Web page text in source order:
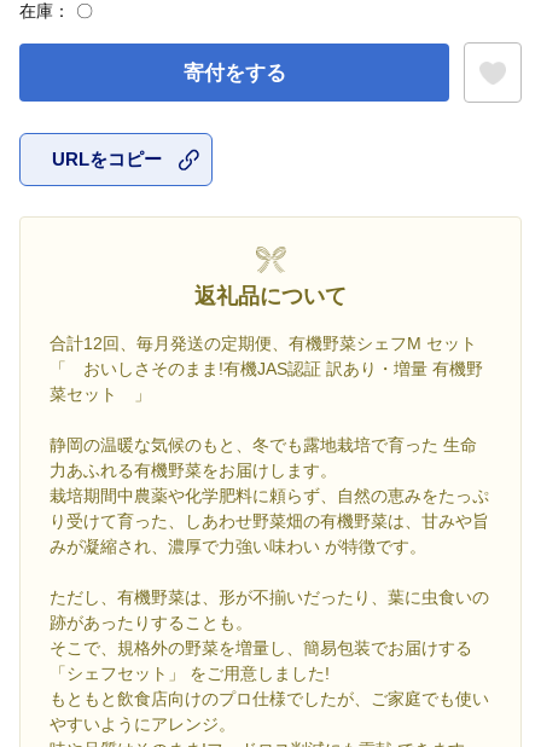
在庫： 〇
寄付をする
URLをコピー
返礼品について
合計12回、毎月発送の定期便、有機野菜シェフM セット
「 おいしさそのまま!有機JAS認証 訳あり・増量 有機野
菜セット 」
静岡の温暖な気候のもと、冬でも露地栽培で育った 生命
力あふれる有機野菜をお届けします。
栽培期間中農薬や化学肥料に頼らず、自然の恵みをたっぷ
り受けて育った、しあわせ野菜畑の有機野菜は、甘みや旨
みが凝縮され、濃厚で力強い味わい が特徴です。
ただし、有機野菜は、形が不揃いだったり、葉に虫食いの
跡があったりすることも。
そこで、規格外の野菜を増量し、簡易包装でお届けする
「シェフセット」 をご用意しました!
もともと飲食店向けのプロ仕様でしたが、ご家庭でも使い
やすいようにアレンジ。